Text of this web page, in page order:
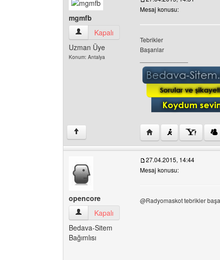
mgmfb
mgmfb Kullanıcının profilini görüntüle
Kapalı
Uzman Üye
Konum: Antalya
Mesaj konusu:
Tebrikler
Başarılar
↑ Yazarın web sitesini
opencore
opencore Kullanıcının profilini görüntüle
Kapalı
Bedava-Sitem
Bağımlısı
27.04.2015, 14:44
Mesaj konusu:
@Radyomaskot tebrikler